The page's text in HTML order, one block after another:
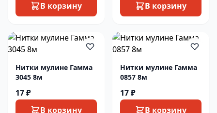
В корзину
В корзину
Нитки мулине Гамма
3045 8м
17 ₽
В корзину
Нитки мулине Гамма
0857 8м
17 ₽
В корзину